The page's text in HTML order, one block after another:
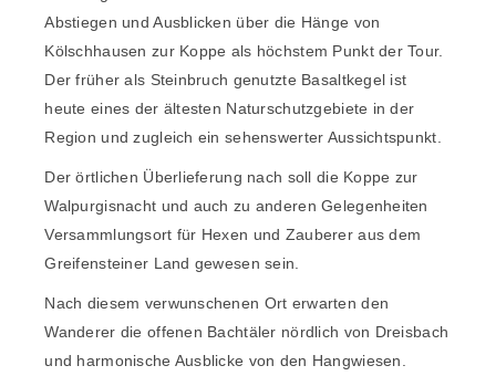
Abstiegen und Ausblicken über die Hänge von
Kölschhausen zur Koppe als höchstem Punkt der Tour.
Der früher als Steinbruch genutzte Basaltkegel ist
heute eines der ältesten Naturschutzgebiete in der
Region und zugleich ein sehenswerter Aussichtspunkt.
Der örtlichen Überlieferung nach soll die Koppe zur
Walpurgisnacht und auch zu anderen Gelegenheiten
Versammlungsort für Hexen und Zauberer aus dem
Greifensteiner Land gewesen sein.
Nach diesem verwunschenen Ort erwarten den
Wanderer die offenen Bachtäler nördlich von Dreisbach
und harmonische Ausblicke von den Hangwiesen.